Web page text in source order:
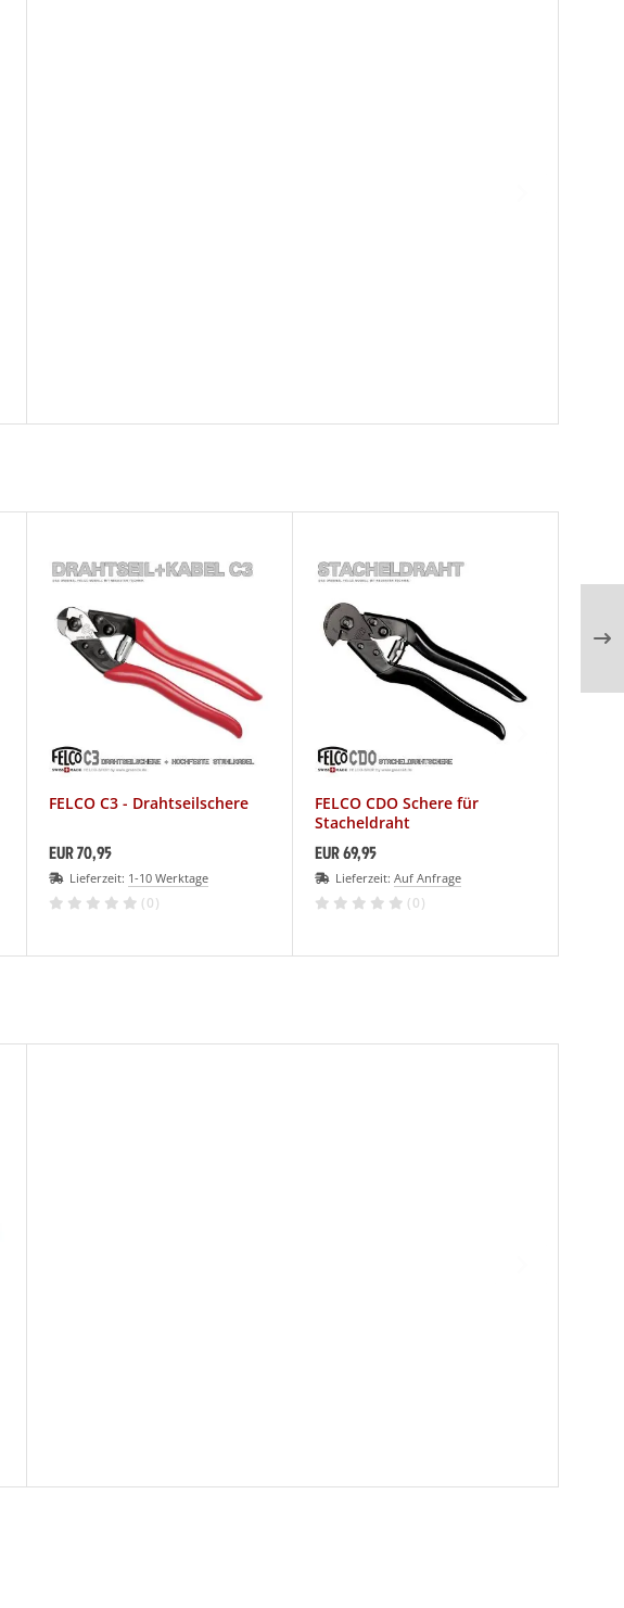
FELCO C3 - Drahtseilschere
EUR 70,95
Lieferzeit: 1-10 Werktage
(0)
FELCO CDO Schere für
Stacheldraht
EUR 69,95
Lieferzeit: Auf Anfrage
(0)